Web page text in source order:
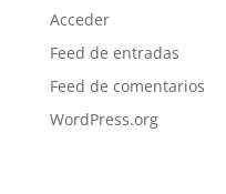
Acceder
Feed de entradas
Feed de comentarios
WordPress.org